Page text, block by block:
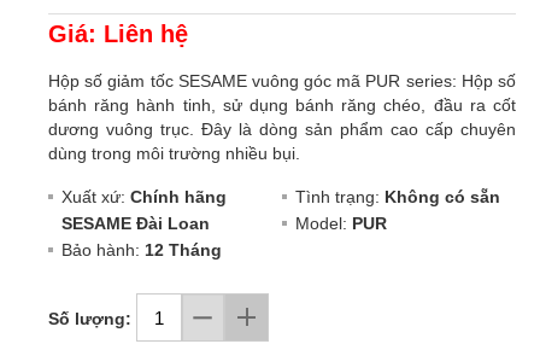
Giá: Liên hệ
Hộp số giảm tốc SESAME vuông góc mã PUR series: Hộp số
bánh răng hành tinh, sử dụng bánh răng chéo, đầu ra cốt
dương vuông trục. Đây là dòng sản phẩm cao cấp chuyên
dùng trong môi trường nhiều bụi.
Xuất xứ: Chính hãng
SESAME Đài Loan
Tình trạng: Không có sẵn
Model: PUR
Bảo hành: 12 Tháng
Số lượng: